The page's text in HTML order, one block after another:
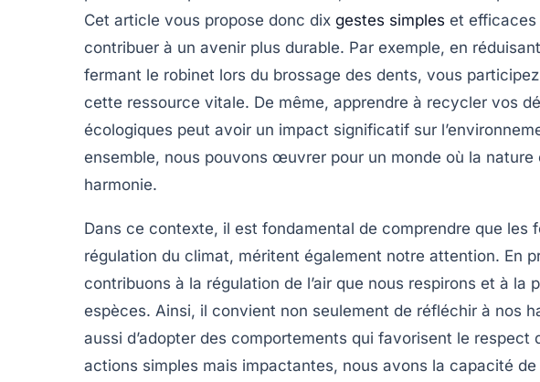
Cet article vous propose donc dix gestes simples et efficaces
contribuer à un avenir plus durable. Par exemple, en
fermant le robinet lors du brossage des dents, vous
cette ressource vitale. De même, apprendre à recycler vos
écologiques peut avoir un impact significatif sur
ensemble, nous pouvons œuvrer pour un monde où la nature
harmonie.
Dans ce contexte, il est fondamental de comprendre que les
régulation du climat, méritent également notre attention. En
contribuons à la régulation de l’air que nous respirons et à la
espèces. Ainsi, il convient non seulement de réfléchir à nos
aussi d’adopter des comportements qui favorisent le respect
actions simples mais impactantes, nous avons la capacité